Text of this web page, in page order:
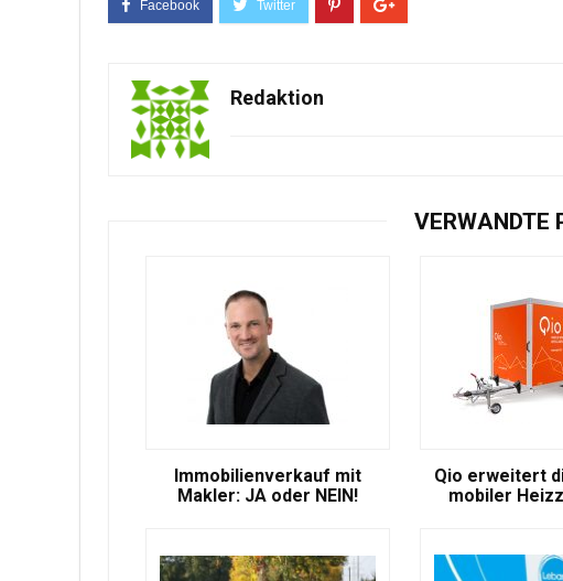
Redaktion
VERWANDTE
Immobilienverkauf mit
Makler: JA oder NEIN!
Qio erweitert
mobiler